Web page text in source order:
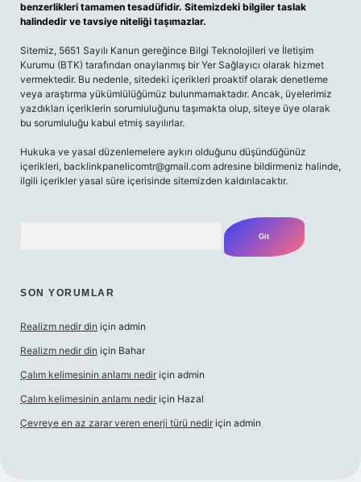
benzerlikleri tamamen tesadüfidir. Sitemizdeki bilgiler taslak
halindedir ve tavsiye niteliği taşımazlar.
Sitemiz, 5651 Sayılı Kanun gereğince Bilgi Teknolojileri ve İletişim
Kurumu (BTK) tarafından onaylanmış bir Yer Sağlayıcı olarak hizmet
vermektedir. Bu nedenle, sitedeki içerikleri proaktif olarak denetleme
veya araştırma yükümlülüğümüz bulunmamaktadır. Ancak, üyelerimiz
yazdıkları içeriklerin sorumluluğunu taşımakta olup, siteye üye olarak
bu sorumluluğu kabul etmiş sayılırlar.
Hukuka ve yasal düzenlemelere aykırı olduğunu düşündüğünüz
içerikleri, backlinkpanelicomtr@gmail.com adresine bildirmeniz halinde,
ilgili içerikler yasal süre içerisinde sitemizden kaldırılacaktır.
SON YORUMLAR
Realizm nedir din için admin
Realizm nedir din için Bahar
Çalım kelimesinin anlamı nedir için admin
Çalım kelimesinin anlamı nedir için Hazal
Çevreye en az zarar veren enerji türü nedir için admin